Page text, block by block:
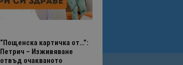
“Пощенска картичка от…”:
Петрич – Изживяване
отвъд очакваното